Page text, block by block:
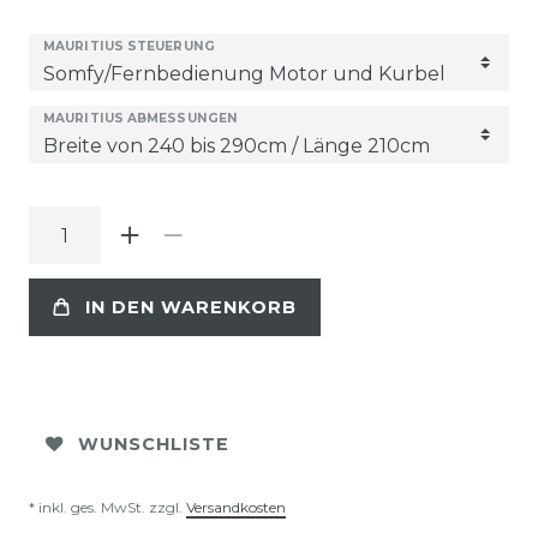
MAURITIUS STEUERUNG
MAURITIUS ABMESSUNGEN
IN DEN WARENKORB
WUNSCHLISTE
* inkl. ges. MwSt. zzgl. Versandkosten